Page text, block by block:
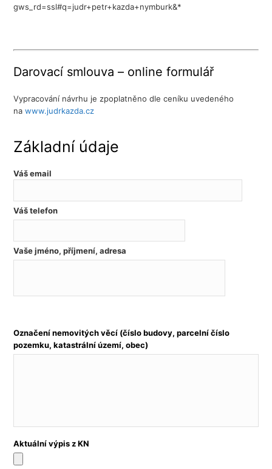
gws_rd=ssl#q=judr+petr+kazda+nymburk&*
Darovací smlouva – online formulář
Vypracování návrhu je zpoplatněno dle ceníku uvedeného
nawww.judrkazda.cz
Základní údaje
Váš email
Váš telefon
Vaše jméno, příjmení, adresa
Označení nemovitých věcí (číslo budovy, parcelní číslo
pozemku, katastrální území, obec)
Aktuální výpis z KN